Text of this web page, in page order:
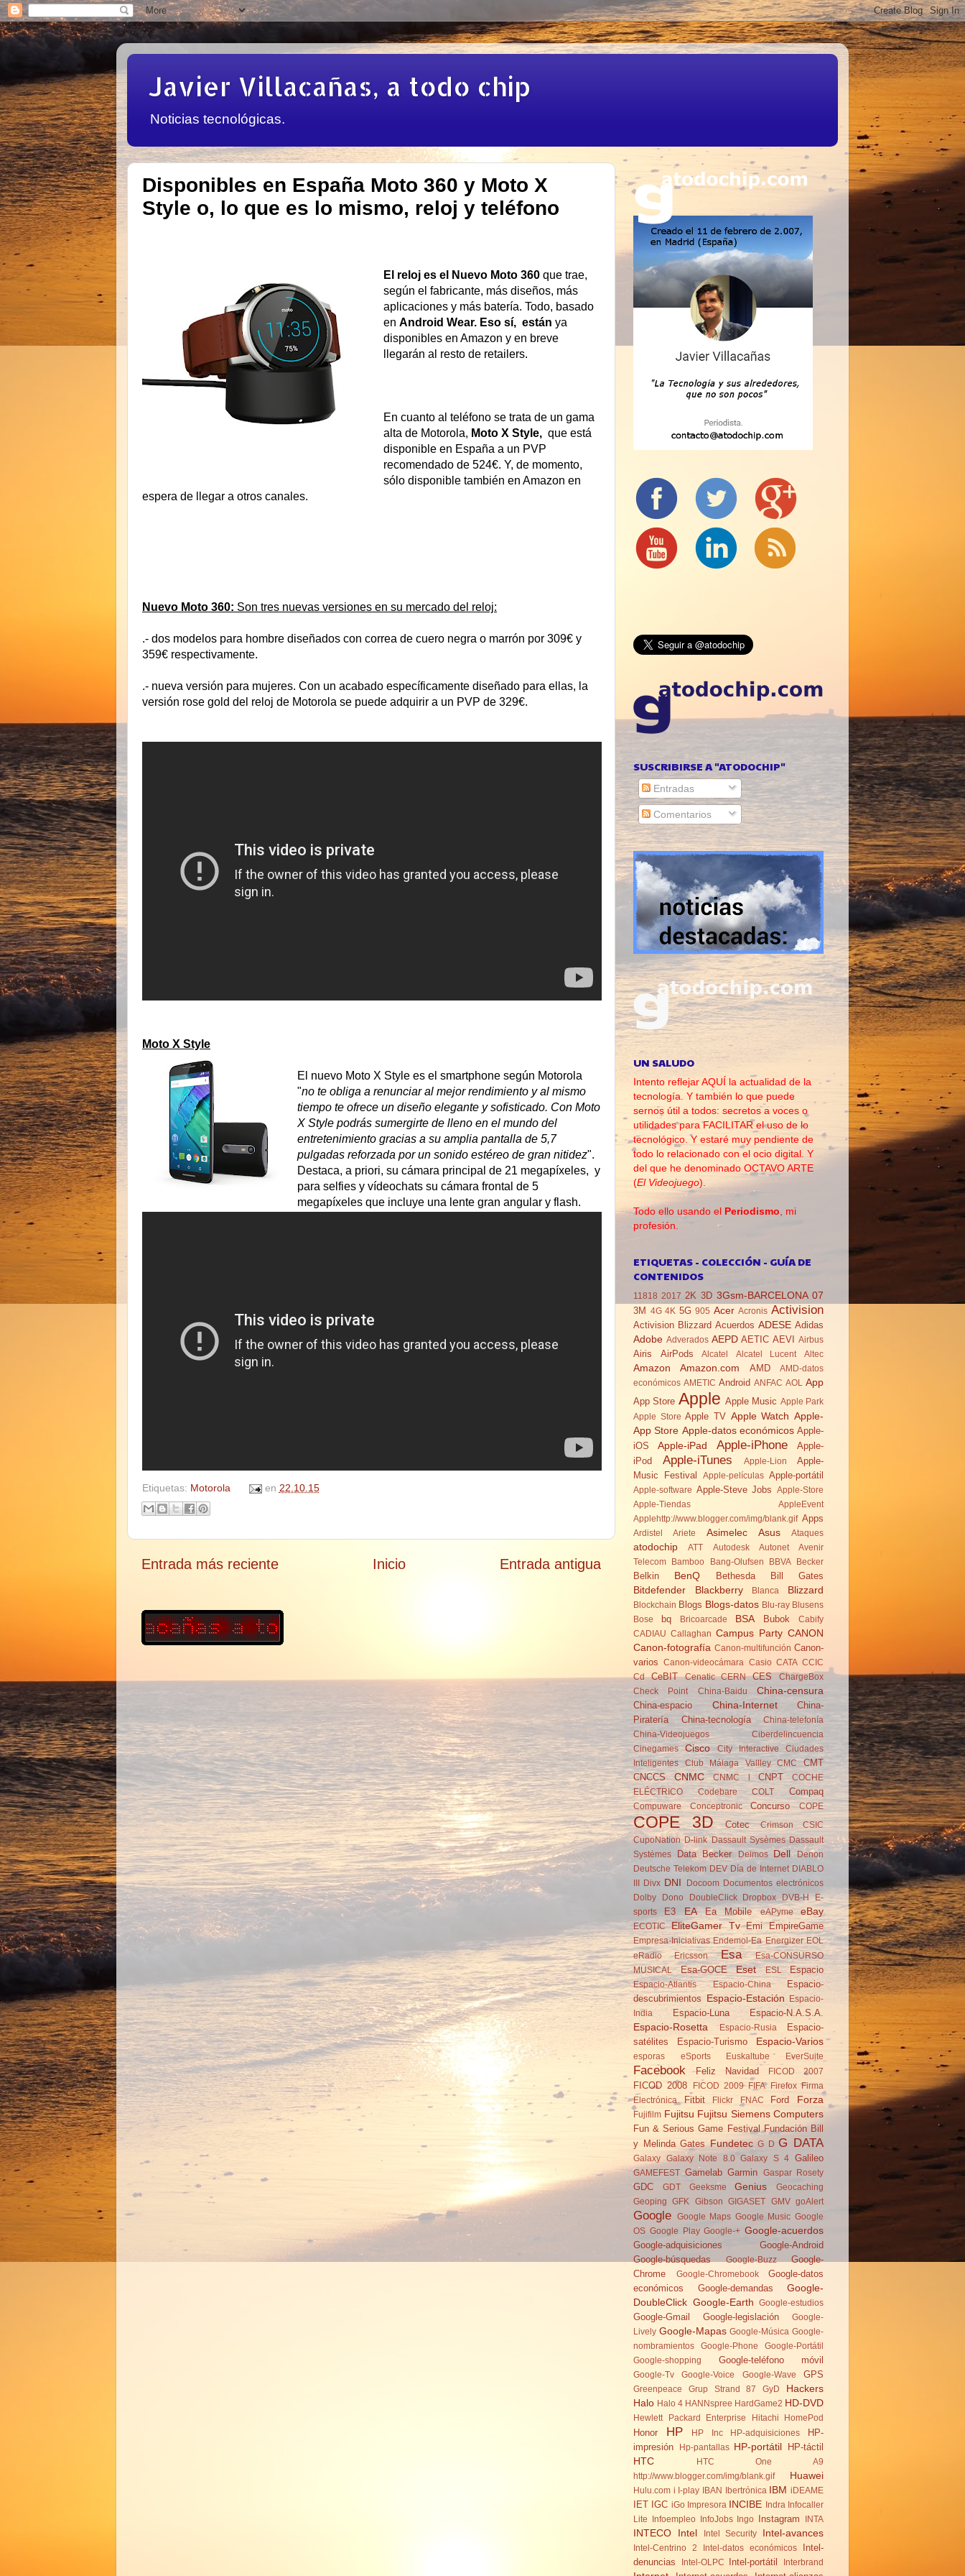
Javier Villacañas, a todo chip
Noticias tecnológicas.
Disponibles en España Moto 360 y Moto X
Style o, lo que es lo mismo, reloj y teléfono
El reloj es el Nuevo Moto 360que trae,
según el fabricante, más diseños, más
aplicaciones y más batería. Todo, basado
en Android Wear. Eso sí, están ya
disponibles en Amazon y en breve
llegarán al resto de retailers.
En cuanto al teléfono se trata de un gama
alta de Motorola, Moto X Style,que está
disponible en España a un PVP
recomendado de 524€. Y, de momento,
sólo disponible también en Amazon en
espera de llegar a otros canales.
Nuevo Moto 360: Son tres nuevas versiones en su mercado del reloj:
.- dos modelos para hombre diseñados con correa de cuero negra o marrón por 309€ y
359€ respectivamente.
.- nueva versión para mujeres. Con un acabado específicamente diseñado para ellas, la
versión rose gold del reloj de Motorola se puede adquirir a un PVP de 329€.
Moto X Style
El nuevo Moto X Style es el smartphone según Motorola
"no te obliga a renunciar al mejor rendimiento y al mismo
tiempo te ofrece un diseño elegante y sofisticado. Con Moto
X Style podrás sumergirte de lleno en el mundo del
entretenimiento gracias a su amplia pantalla de 5,7
pulgadas reforzada por un sonido estéreo de gran nitidez".
Destaca, a priori, su cámara principal de 21 megapíxeles, y
para selfies y vídeochats su cámara frontal de 5
megapíxeles que incluye una lente gran angular y flash.
Etiquetas: Motorola en 22.10.15
Entrada más reciente Entrada antigua
Inicio
SUSCRIBIRSE A "ATODOCHIP"
Entradas
Comentarios
UN SALUDO
Intento reflejar AQUÍ la actualidad de la
tecnología. Y también lo que puede
sernos útil a todos: secretos a voces o
utilidades para FACILITAR el uso de lo
tecnológico. Y estaré muy pendiente de
todo lo relacionado con el ocio digital. Y
del que he denominado OCTAVO ARTE
(El Videojuego).
Todo ello usando el Periodismo , mi
profesión.
ETIQUETAS - COLECCIÓN - GUÍA DE
CONTENIDOS
11818 2017 2K 3D 3Gsm-BARCELONA 07
3M 4G 4K 5G 905 Acer Acronis Activision
Activision Blizzard Acuerdos ADESE Adidas
Adobe Adverados AEPD AETIC AEVI Airbus
Airis AirPods Alcatel Alcatel Lucent Altec
Amazon Amazon.com AMD
AMD-datos
económicos AMETIC Android ANFAC AOL App
App Store Apple Apple Music Apple Park
Apple Store Apple TV Apple Watch Apple-
App Store Apple-datos económicos Apple-
iOS
Apple-iPad Apple-iPhone
Apple-
iPod
Apple-iTunes Apple-Lion
Apple-
Music Festival
Apple-películas Apple-portátil
Apple-software Apple-Steve Jobs
Apple-Store
Apple-Tiendas
AppleEvent
Applehttp://www.blogger.com/img/blank.gif Apps
Ardistel Ariete Asimelec Asus Ataques
atodochip ATT Autodesk Autonet
Avenir
Telecom
Bamboo Bang-Olufsen BBVA Becker
Belkin BenQ Bethesda Bill Gates
Bitdefender Blackberry Blanca Blizzard
Blockchain Blogs Blogs-datos Blu-ray Blusens
Bose
bq Brico­arcade BSA Bubok
Cabify
CADIAU Callaghan Campus Party CANON
Canon-fotografía Canon-multifunción Canon-
varios
Canon-videocámara Casio CATA CCIC
Cd
CeBIT Cenatic CERN CES
ChargeBox
Check Point
China-Baidu China-censura
China-espacio China-Internet
China-
Piratería
China-tecnología
China-telefonía
China-Videojuegos
Ciberdelincuencia
Cinegames
Cisco City Interactive
Ciudades
Inteligentes
Club Málaga Vallley CMC
CMT
CNCCS
CNMC CNMC l CNPT
COCHE
ELÉCTRICO
Codebare COLT Compaq
Compuware Conceptronic Concurso COPE
COPE 3D Cotec Crimson
CSIC
CupoNation D-link Dassault Sysèmes Dassault
Systèmes
Data Becker Deimos Dell
Denon
Deutsche Telekom DEV Día de Internet DIABLO
Divx DNI Docoom
Documentos electrónicos
Dolby
Dono DoubleClick Dropbox DVB-H
E-
sports
E3 EA Ea Mobile eAPyme eBay
ECOTIC EliteGamer Tv Emi EmpireGame
Empresa-Iniciativas Endemol-Ea Energizer EOL
eRadio
Ericsson Esa
Esa-CONSURSO
MUSICAL
Esa-GOCE Eset ESL Espacio
Espacio-Atlantis Espacio-China
Espacio-
descubrimientos Espacio-Estación
Espacio-
India
Espacio-Luna Espacio-N.A.S.A.
Espacio-Rosetta Espacio-Rusia
Espacio-
satélites
Espacio-Turismo Espacio-Varios
esporas eSports Euskaltube EverSuite
Facebook Feliz Navidad FICOD 2007
FICOD 2008 FICOD 2009 FIFA Firefox Firma
Electrónica
Fitbit Flickr FNAC Ford Forza
Fujifilm Fujitsu Fujitsu Siemens Computers
Fun & Serious Game Festival Fundación Bill
y Melinda Gates Fundetec G D G DATA
Galaxy Galaxy Note 8.0 Galaxy S 4 Galileo
GAMEFEST Gamelab Garmin Gaspar Rosety
GDC GDT Geeksme Genius
Geocaching
Geoping
GFK Gibson GIGASET GMV goAlert
Google Google Maps Google Music Google
OS Google Play Google-+ Google-acuerdos
Google-adquisiciones
Google-Android
Google-búsquedas
Google-Buzz
Google-
Chrome
Google-Chromebook
Google-datos
económicos
Google-demandas
Google-
DoubleClick Google-Earth Google-estudios
Google-Gmail Google-legislación
Google-
Lively Google-Mapas Google-Música Google-
nombramientos
Google-Phone
Google-Portátil
Google-shopping
Google-teléfono móvil
Google-Tv Google-Voice Google-Wave GPS
Greenpeace Grup Strand 87 GyD
Hackers
Halo Halo 4 HANNspree HardGame2 HD-DVD
Hewlett Packard Enterprise Hitachi HomePod
Honor HP HP Inc HP-adquisiciones
HP-
impresión
Hp-pantallas HP-portátil HP-táctil
HTC
HTC One A9
http://www.blogger.com/img/blank.gif
Huawei
Hulu.com i I-play IBAN Ibertrónica IBM iDEAME
IET IGC iGo Impresora INCIBE Indra Infocaller
Lite
Infoempleo InfoJobs Ingo Instagram INTA
INTECO Intel Intel Security Intel-avances
Intel-Centrino 2 Intel-datos económicos
Intel-
denuncias
Intel-OLPC Intel-portátil Interbrand